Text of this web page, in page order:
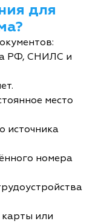
для
РФ, СНИЛС и
место
источника
номера
или